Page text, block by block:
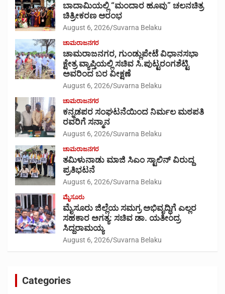
ಬಾದಾಮಿಯಲ್ಲಿ “ಮಂದಾರ ಹೂವು” ಚಲನಚಿತ್ರ
ಚಿತ್ರೀಕರಣ ಆರಂಭ
August 6, 2026 Suvarna Belaku
ಚಾಮರಾಜನಗರ
ಚಾಮರಾಜನಗರ, ಗುಂಡ್ಲುಪೇಟೆ ವಿಧಾನಸಭಾ
ಕ್ಷೇತ್ರ ವ್ಯಾಪ್ತಿಯಲ್ಲಿ ಸಚಿವ ಸಿ.ಪುಟ್ಟರಂಗಶೆಟ್ಟಿ
ಅವರಿಂದ ಬರ ವೀಕ್ಷಣೆ
August 6, 2026 Suvarna Belaku
ಚಾಮರಾಜನಗರ
ಕನ್ನಡಪರ ಸಂಘಟನೆಯಿಂದ ನಿರ್ಮಲ ಮಠಪತಿ
ರವರಿಗೆ ಸನ್ಮಾನ
August 6, 2026 Suvarna Belaku
ಚಾಮರಾಜನಗರ
ತಮಿಳುನಾಡು ಮಾಜಿ ಸಿಎಂ ಸ್ಟಾಲಿನ್ ವಿರುದ್ದ
ಪ್ರತಿಭಟನೆ
August 6, 2026 Suvarna Belaku
ಮೈಸೂರು
ಮೈಸೂರು ಜಿಲ್ಲೆಯ ಸಮಗ್ರ ಅಭಿವೃದ್ಧಿಗೆ ಎಲ್ಲರ
ಸಹಕಾರ ಅಗತ್ಯ: ಸಚಿವ ಡಾ. ಯತೀಂದ್ರ
ಸಿದ್ದರಾಮಯ್ಯ
August 6, 2026 Suvarna Belaku
Categories